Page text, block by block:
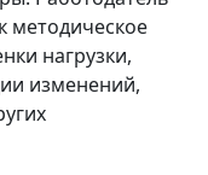
методическое
нагрузки,
изменений,